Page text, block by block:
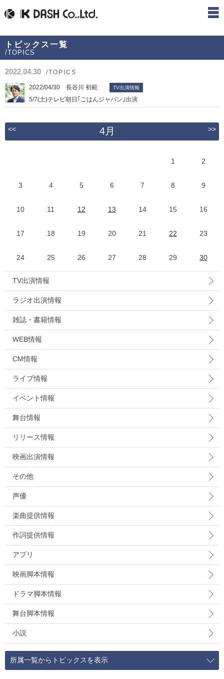
トピックス一覧
/TOPICS
2022.04.30 /TOPICS
2022/04/30 長谷川 初範 TV出演情報
5/7(土)テレビ朝日｢ごはんジャパン｣出演
<< 4月 >>
1 2
3 4 5 6 7 8 9
10 11 12 13 14 15 16
17 18 19 20 21 22 23
24 25 26 27 28 29 30
TV出演情報
ラジオ出演情報
雑誌・書籍情報
WEB情報
CM情報
ライブ情報
イベント情報
舞台情報
リリース情報
映画出演情報
その他
声優
楽曲提供情報
作詞提供情報
アプリ
映画脚本情報
ドラマ脚本情報
舞台脚本情報
小説
所属一覧からトピックスを表示